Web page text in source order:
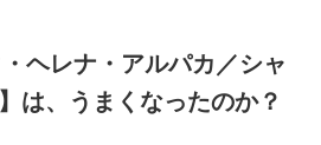
ヘレナ・アルパカ／シャ
は、うまくなったのか？